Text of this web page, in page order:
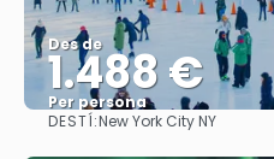
Des de
1.488 €
Per persona
DESTÍ:New York City NY